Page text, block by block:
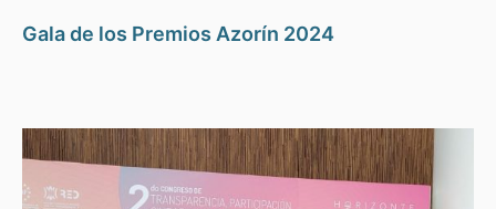
Gala de los Premios Azorín 2024